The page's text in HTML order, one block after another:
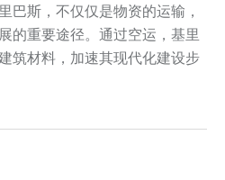
巴斯，不仅仅是物资的运输，
的重要途径。通过空运，基里
筑材料，加速其现代化建设步